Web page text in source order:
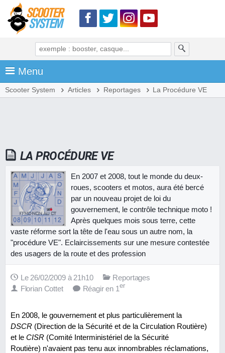
Menu
Scooter System Articles Reportages La Procédure VE
LA PROCÉDURE VE
En 2007 et 2008, tout le monde du deux-
roues, scooters et motos, aura été bercé
par un nouveau projet de loi du
gouvernement, le contrôle technique moto !
Après quelques mois sous terre, cette
vaste réforme sort la tête de l'eau sous un autre nom, la
"procédure VE". Eclaircissements sur une mesure contestée
des usagers de la route et des profession
Le 26/02/2009 à 21h10
Reportages
Florian Cottet
Réagir en 1 er
En 2008, le gouvernement et plus particulièrement la
DSCR (Direction de la Sécurité et de la Circulation Routière)
et le CISR (Comité Interministériel de la Sécurité
Routière) n'avaient pas tenu aux innombrables réclamations,